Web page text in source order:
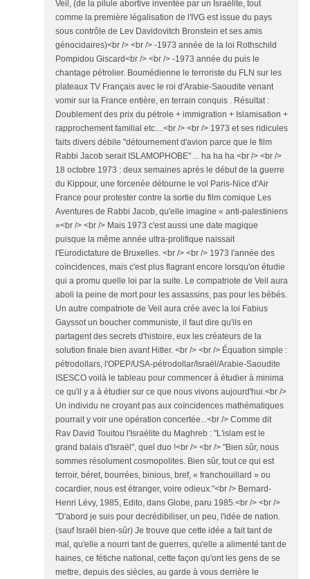
Veil, (de la pilule abortive inventée par un Israélite, tout
comme la première légalisation de l'IVG est issue du pays
sous contrôle de Lev Davidovitch Bronstein et ses amis
génocidaires)<br /> <br /> -1973 année de la loi Rothschild
Pompidou Giscard<br /> <br /> -1973 année du puis le
chantage pétrolier. Boumédienne le terroriste du FLN sur les
plateaux TV Français avec le roi d'Arabie-Saoudite venant
vomir sur la France entière, en terrain conquis . Résultat :
Doublement des prix du pétrole + immigration + Islamisation +
rapprochement familial etc....<br /> <br /> 1973 et ses ridicules
faits divers débile "détournement d'avion parce que le film
Rabbi Jacob serait ISLAMOPHOBE" ... ha ha ha <br /> <br />
18 octobre 1973 : deux semaines après le début de la guerre
du Kippour, une forcenée détourne le vol Paris-Nice d'Air
France pour protester contre la sortie du film comique Les
Aventures de Rabbi Jacob, qu'elle imagine « anti-palestiniens
»<br /> <br /> Mais 1973 c'est aussi une date magique
puisque la même année ultra-prolifique naissait
l'Eurodictature de Bruxelles. <br /> <br /> 1973 l'année des
coïncidences, mais c'est plus flagrant encore lorsqu'on étudie
qui a promu quelle loi par la suite. Le compatriote de Veil aura
aboli la peine de mort pour les assassins, pas pour les bébés.
Un autre compatriote de Veil aura crée avec la loi Fabius
Gayssot un boucher communiste, il faut dire qu'ils en
partagent des secrets d'histoire, eux les créateurs de la
solution finale bien avant Hitler. <br /> <br /> Équation simple :
pétrodollars, l'OPEP/USA-pétrodollar/Israël/Arabie-Saoudite
ISESCO voilà le tableau pour commencer à étudier à minima
ce qu'il y a à étudier sur ce que nous vivons aujourd'hui.<br />
Un individu ne croyant pas aux coïncidences mathématiques
pourrait y voir une opération concertée...<br /> Comme dit
Rav David Touitou l'Israélite du Maghreb : "L'islam est le
grand balais d'Israël", quel duo !<br /> <br /> "Bien sûr, nous
sommes résolument cosmopolites. Bien sûr, tout ce qui est
terroir, béret, bourrées, binious, bref, « franchouillard » ou
cocardier, nous est étranger, voire odieux."<br /> Bernard-
Henri Lévy, 1985, Edito, dans Globe, paru 1985.<br /> <br />
"D'abord je suis pour decrédibiliser, un peu, l'idée de nation.
(sauf Israël bien-sûr) Je trouve que cette idée a fait tant de
mal, qu'elle a nourri tant de guerres, qu'elle a alimenté tant de
haines, ce fétiche national, cette façon qu'ont les gens de se
mettre, depuis des siècles, au garde à vous derrière le